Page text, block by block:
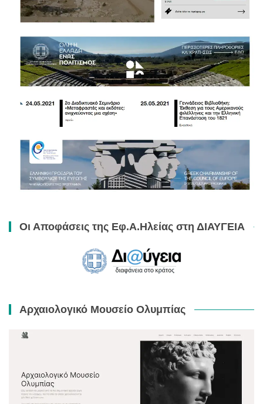
Οι Αποφάσεις της Εφ.Α.Ηλείας στη ΔΙΑΥΓΕΙΑ
Αρχαιολογικό Μουσείο Ολυμπίας